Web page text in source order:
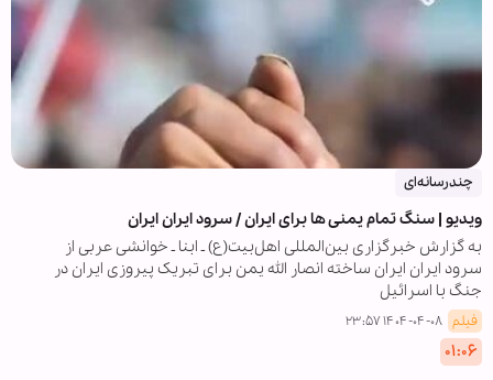
چندرسانه‌ای
ویدیو | سنگ تمام یمنی ها برای ایران / سرود ایران ایران
به گزارش خبرگزاری بین‌المللی اهل‌بیت(ع) ـ ابنا ـ خوانشی عربی از
سرود ایران ایران ساخته انصار الله یمن برای تبریک پیروزی ایران در
جنگ با اسرائیل
فیلم ۱۴۰۴-۰۴-۰۸ ۲۳:۵۷
۰۱:۰۶